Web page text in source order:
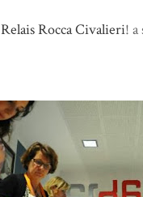
Relais Rocca Civalieri!